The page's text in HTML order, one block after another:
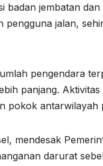
jembatan
jalan,
pengendara
panjang.
pokok antarwilayah
mendesak
darurat